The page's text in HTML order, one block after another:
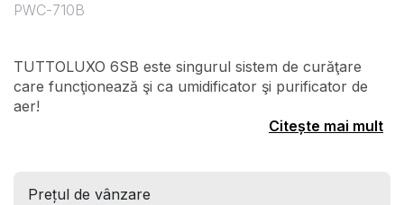
PWC-710B
TUTTOLUXO 6SB este singurul sistem de curăţare
care funcţionează şi ca umidificator şi purificator de
aer!
Citește mai mult
Prețul de vânzare